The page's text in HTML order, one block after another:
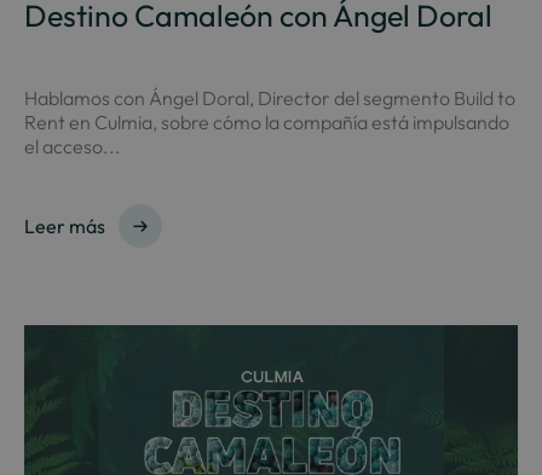
Destino Camaleón con Ángel Doral
Hablamos con Ángel Doral, Director del segmento Build to
Rent en Culmia, sobre cómo la compañía está impulsando
el acceso...
Leer más